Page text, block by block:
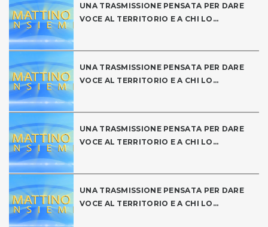
UNA TRASMISSIONE PENSATA PER DARE
VOCE AL TERRITORIO E A CHI LO...
UNA TRASMISSIONE PENSATA PER DARE
VOCE AL TERRITORIO E A CHI LO...
UNA TRASMISSIONE PENSATA PER DARE
VOCE AL TERRITORIO E A CHI LO...
UNA TRASMISSIONE PENSATA PER DARE
VOCE AL TERRITORIO E A CHI LO...